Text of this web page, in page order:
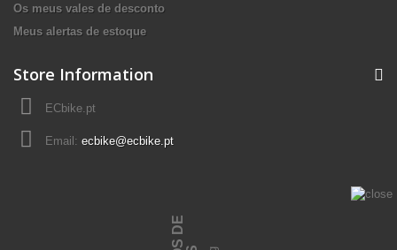
Os meus vales de desconto
Meus alertas de estoque
Store Information
ECbike.pt
Email: ecbike@ecbike.pt